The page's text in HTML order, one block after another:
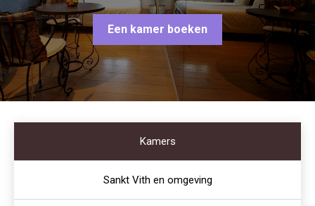
Een kamer boeken
Kamers
Sankt Vith en omgeving